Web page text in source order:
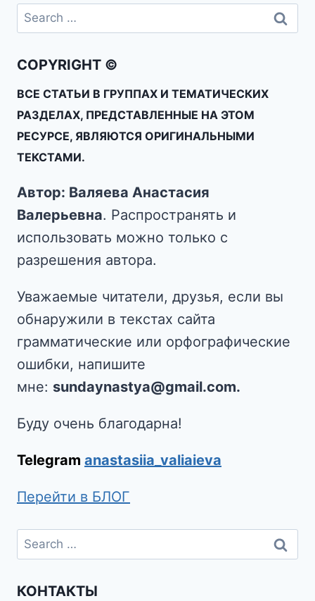
COPYRIGHT ©
ВСЕ СТАТЬИ В ГРУППАХ И ТЕМАТИЧЕСКИХ
РАЗДЕЛАХ, ПРЕДСТАВЛЕННЫЕ НА ЭТОМ
РЕСУРСЕ, ЯВЛЯЮТСЯ ОРИГИНАЛЬНЫМИ
ТЕКСТАМИ.
Автор: Валяева Анастасия
Валерьевна. Распространять и
использовать можно только с
разрешения автора.
Уважаемые читатели, друзья, если вы
обнаружили в текстах сайта
грамматические или орфографические
ошибки, напишите
мне: sundaynastya@gmail.com.
Буду очень благодарна!
Telegram anastasiia_valiaieva
Перейти в БЛОГ
КОНТАКТЫ